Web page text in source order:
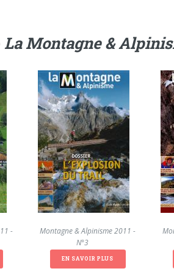
La Montagne &
-
La Montagne & Alpinisme 2011 -
N°3
EN SAVOIR PLUS
La